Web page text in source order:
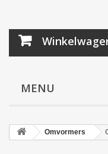
MENU
Omvormers